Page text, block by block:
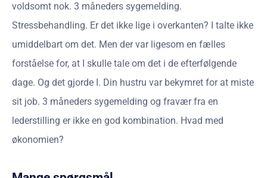
voldsomt nok. 3 måneders sygemelding.
Stressbehandling. Er det ikke lige i overkanten? I talte ikke
umiddelbart om det. Men der var ligesom en fælles
forståelse for, at I skulle tale om det i de efterfølgende
dage. Og det gjorde I. Din hustru var bekymret for at miste
sit job. 3 måneders sygemelding og fravær fra en
lederstilling er ikke en god kombination. Hvad med
økonomien?